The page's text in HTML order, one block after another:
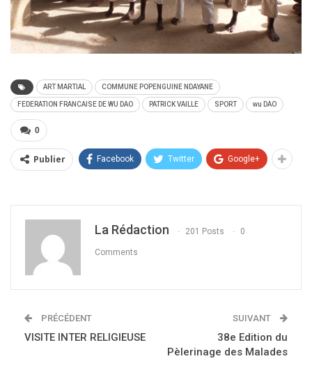
ART MARTIAL COMMUNE POPENGUINE NDAYANE
FEDERATION FRANCAISE DE WU DAO PATRICK VAILLE SPORT wu DAO
0
Publier Facebook Twitter Google+
La Rédaction 201 Posts 0
Comments
PRÉCÉDENT
VISITE INTER RELIGIEUSE
SUIVANT
38e Edition du
Pèlerinage des Malades